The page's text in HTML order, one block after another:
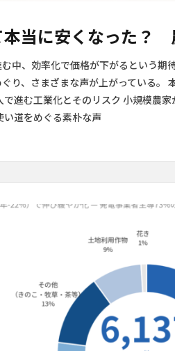
本当に安くなった？
中、効率化で価格が下がるという期
り、さまざまな声が上がっている。
進む工業化とそのリスク 小規模農
い道をめぐる素朴な声